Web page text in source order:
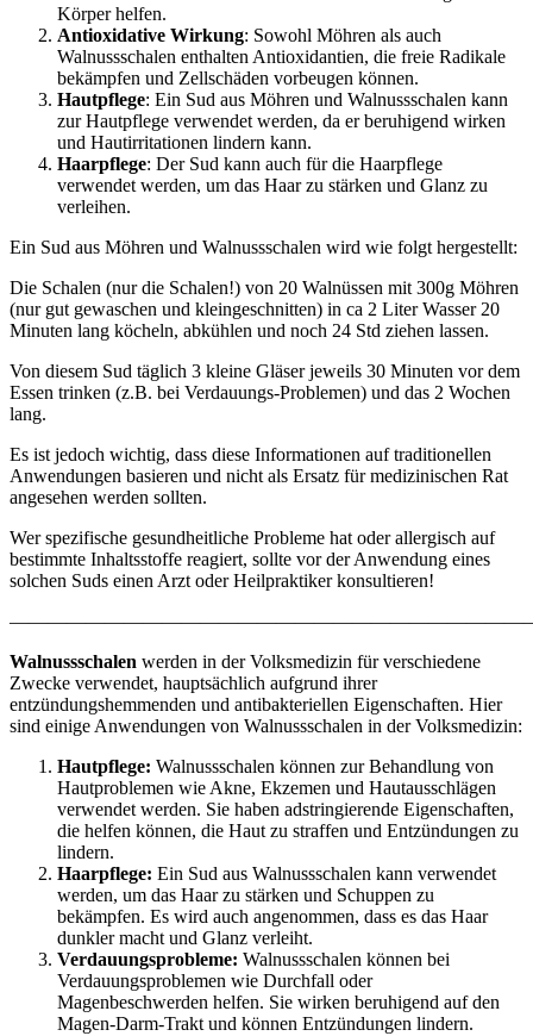
Körper helfen.
Antioxidative Wirkung: Sowohl Möhren als auch
Walnussschalen enthalten Antioxidantien, die freie Radikale
bekämpfen und Zellschäden vorbeugen können.
Hautpflege: Ein Sud aus Möhren und Walnussschalen kann
zur Hautpflege verwendet werden, da er beruhigend wirken
und Hautirritationen lindern kann.
Haarpflege: Der Sud kann auch für die Haarpflege
verwendet werden, um das Haar zu stärken und Glanz zu
verleihen.
Ein Sud aus Möhren und Walnussschalen wird wie folgt hergestellt:
Die Schalen (nur die Schalen!) von 20 Walnüssen mit 300g Möhren
(nur gut gewaschen und kleingeschnitten) in ca 2 Liter Wasser 20
Minuten lang köcheln, abkühlen und noch 24 Std ziehen lassen.
Von diesem Sud täglich 3 kleine Gläser jeweils 30 Minuten vor dem
Essen trinken (z.B. bei Verdauungs-Problemen) und das 2 Wochen
lang.
Es ist jedoch wichtig, dass diese Informationen auf traditionellen
Anwendungen basieren und nicht als Ersatz für medizinischen Rat
angesehen werden sollten.
Wer spezifische gesundheitliche Probleme hat oder allergisch auf
bestimmte Inhaltsstoffe reagiert, sollte vor der Anwendung eines
solchen Suds einen Arzt oder Heilpraktiker konsultieren!
Walnussschalen werden in der Volksmedizin für verschiedene
Zwecke verwendet, hauptsächlich aufgrund ihrer
entzündungshemmenden und antibakteriellen Eigenschaften. Hier
sind einige Anwendungen von Walnussschalen in der Volksmedizin:
Hautpflege: Walnussschalen können zur Behandlung von
Hautproblemen wie Akne, Ekzemen und Hautausschlägen
verwendet werden. Sie haben adstringierende Eigenschaften,
die helfen können, die Haut zu straffen und Entzündungen zu
lindern.
Haarpflege: Ein Sud aus Walnussschalen kann verwendet
werden, um das Haar zu stärken und Schuppen zu
bekämpfen. Es wird auch angenommen, dass es das Haar
dunkler macht und Glanz verleiht.
Verdauungsprobleme: Walnussschalen können bei
Verdauungsproblemen wie Durchfall oder
Magenbeschwerden helfen. Sie wirken beruhigend auf den
Magen-Darm-Trakt und können Entzündungen lindern.